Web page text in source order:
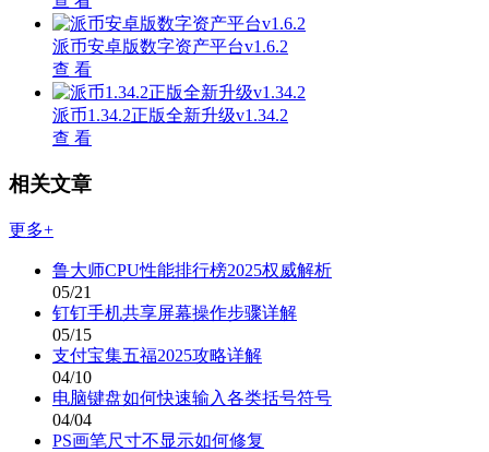
派币安卓版数字资产平台v1.6.2
查 看
派币1.34.2正版全新升级v1.34.2
查 看
相关文章
更多+
鲁大师CPU性能排行榜2025权威解析
05/21
钉钉手机共享屏幕操作步骤详解
05/15
支付宝集五福2025攻略详解
04/10
电脑键盘如何快速输入各类括号符号
04/04
PS画笔尺寸不显示如何修复